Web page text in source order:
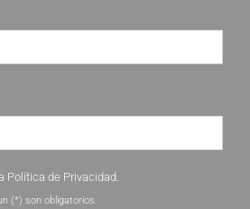
Política de Privacidad.
(*) son obligatorios.